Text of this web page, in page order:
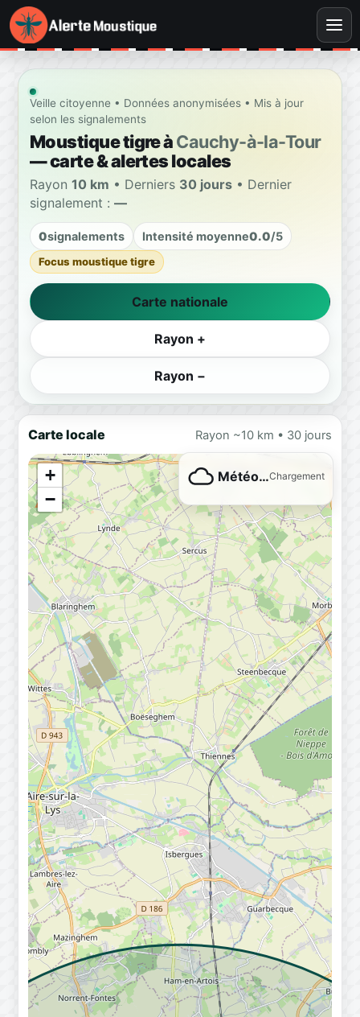
Veille citoyenne • Données anonymisées • Mis à jour
selon les signalements
Moustique tigre àCauchy-à-la-Tour
— carte & alertes locales
Rayon 10 km • Derniers 30 jours • Dernier
signalement : —
0signalements Intensité moyenne0.0/5
Focus moustique tigre
Carte nationale
Rayon +
Rayon −
Carte locale Rayon ~10 km • 30 jours
+
−
Météo…Chargement